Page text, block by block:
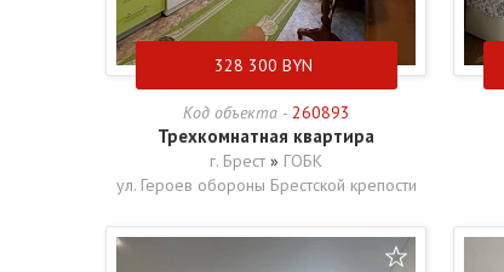
328 300 BYN
Код объекта - 260893
Трехкомнатная квартира
г. Брест » ГОБК
ул. Героев обороны Брестской крепости